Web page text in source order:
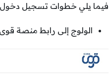
فيما يلي خطوات تسجيل دخول
الولوج إلى رابط منصة